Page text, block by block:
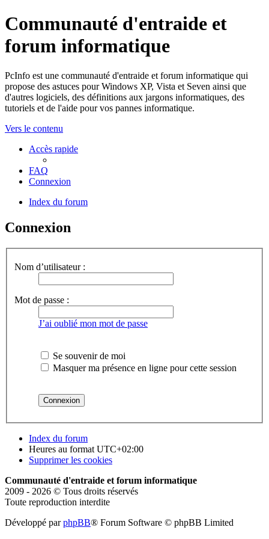
Communauté d'entraide et
forum informatique
PcInfo est une communauté d'entraide et forum informatique qui
propose des astuces pour Windows XP, Vista et Seven ainsi que
d'autres logiciels, des définitions aux jargons informatiques, des
tutoriels et de l'aide pour vos pannes informatique.
Vers le contenu
Accès rapide
FAQ
Connexion
Index du forum
Connexion
Nom d’utilisateur :
Mot de passe :
J’ai oublié mon mot de passe
Se souvenir de moi
Masquer ma présence en ligne pour cette session
Index du forum
Heures au format UTC+02:00
Supprimer les cookies
Communauté d'entraide et forum informatique
2009 - 2026 © Tous droits réservés
Toute reproduction interdite
Développé parphpBB® Forum Software © phpBB Limited